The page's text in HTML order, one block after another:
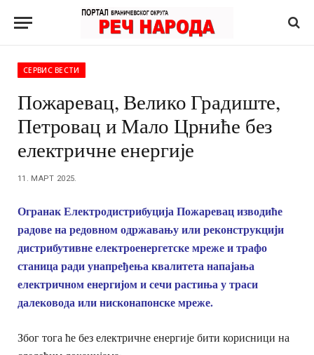
СЕРВИС ВЕСТИ
Пожаревац, Велико Градиште,
Петровац и Мало Црниће без
електричне енергије
11. МАРТ 2025.
Огранак Електродистрибуција Пожаревац изводиће
радове на редовном одржавању или реконструкцији
дистрибутивне електроенергетске мреже и трафо
станица ради унапређења квалитета напајања
електричном енергијом и сечи растиња у траси
далековода или нисконапонске мреже.
Због тога ће без електричне енергије бити корисници на